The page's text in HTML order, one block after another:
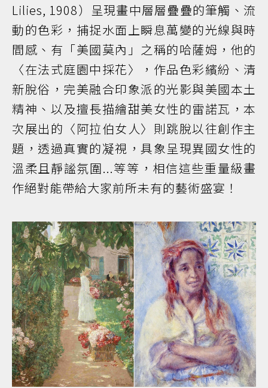
Lilies, 1908）呈現畫中層層疊疊的筆觸、流
動的色彩，捕捉水面上瞬息萬變的光線與時
間感、有「美國莫內」之稱的哈薩姆，他的
〈在法式庭園中採花〉，作品色彩繽紛、清
新脫俗，完美融合印象派的光影與美國本土
精神、以及擅長描繪甜美女性的雷諾瓦，本
次展出的〈阿拉伯女人〉則跳脫以往創作主
題，透過真實的凝視，具象呈現異國女性的
溫柔且靜謐氛圍...等等，相信這些重量級畫
作絕對能帶給大家前所未有的藝術盛宴！